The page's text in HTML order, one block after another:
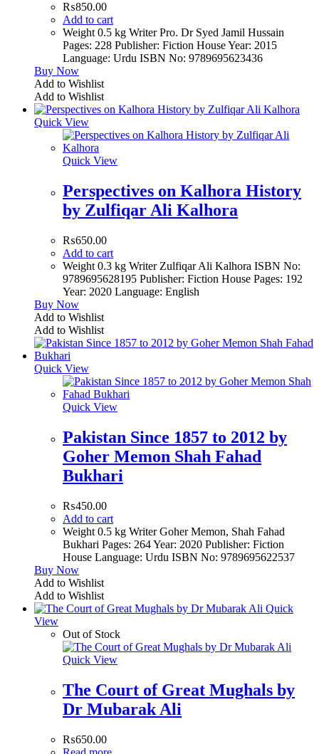
₨850.00
Add to cart
Weight 0.5 kg Writer Pro. Dr Syed Jamil Hussain
Pages: 228 Publisher: Fiction House Year: 2015
Language: Urdu ISBN No: 9789695623436
Buy Now
Add to Wishlist
Add to Wishlist
Quick View
Quick View
Perspectives on Kalhora History
by Zulfiqar Ali Kalhora
₨650.00
Add to cart
Weight 0.3 kg Writer Zulfiqar Ali Kalhora ISBN No:
9789695628195 Publisher: Fiction House Pages: 192
Year: 2020 Language: English
Buy Now
Add to Wishlist
Add to Wishlist
Quick View
Quick View
Pakistan Since 1857 to 2012 by
Goher Memon Shah Fahad
Bukhari
₨450.00
Add to cart
Weight 0.5 kg Writer Goher Memon, Shah Fahad
Bukhari Pages: 264 Year: 2020 Publisher: Fiction
House Language: Urdu ISBN No: 9789695622537
Buy Now
Add to Wishlist
Add to Wishlist
Quick
View
Out of Stock
Quick View
The Court of Great Mughals by
Dr Mubarak Ali
₨650.00